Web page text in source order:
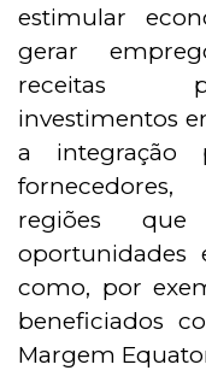
estimular
gerar
receitas
investimentos
a integração
fornecedores,
regiões
oportunidades
como, por
beneficiados
Margem